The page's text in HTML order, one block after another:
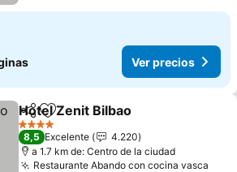
Ver precios
CompartirAgregar a favoritos
Hotel Zenit Bilbao
4 Estrellas
8,5 Excelente
4.220
a 1.7 km de: Centro de la ciudad
Restaurante Abando con cocina vasca